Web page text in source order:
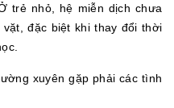
trẻ nhỏ, hệ miễn dịch chưa
đặc biệt khi thay đổi thời
xuyên gặp phải các tình